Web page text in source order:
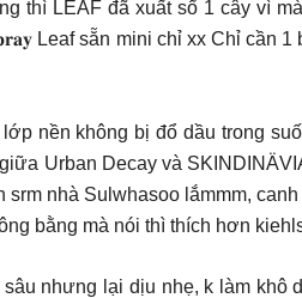
thì LEAF đã xuất sổ 1 cây vì
𝐬𝐩𝐫𝐚𝐲 Leaf sẵn mini chỉ xx Chỉ
nền không bị đổ dầu trong
Urban Decay và
srm nhà Sulwhasoo lắmmm,
bằng mà nói thì thích hơn
sâu nhưng lại dịu nhẹ, k làm